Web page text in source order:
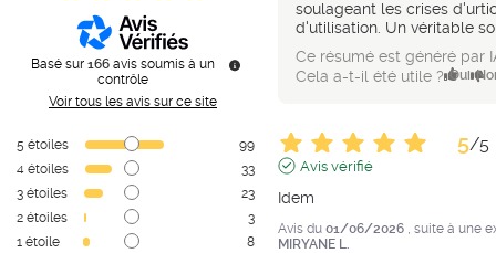
Basé sur 166 avis soumis à un
contrôle
Voir tous les avis sur ce site
5 étoiles
99
4 étoiles
33
3 étoiles
23
2 étoiles
3
1 étoile 8
soulageant les crises
d'utilisation. Un véritable
Ce résumé est généré par
Cela a-t-il été utile ? Oui
5/5
Avis vérifié
Idem
Avis du 01/06/2026
, suite à une
MIRYANE L.